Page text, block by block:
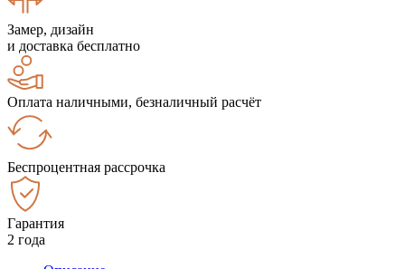
Замер, дизайн
и доставка бесплатно
Оплата наличными, безналичный расчёт
Беспроцентная рассрочка
Гарантия
2 года